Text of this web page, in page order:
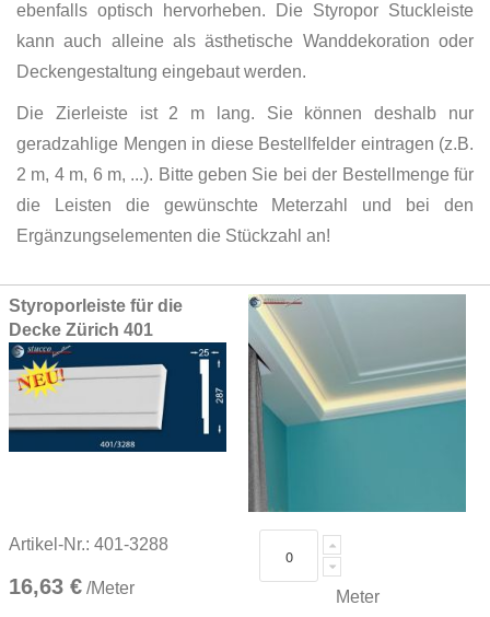
ebenfalls optisch hervorheben. Die Styropor Stuckleiste
kann auch alleine als ästhetische Wanddekoration oder
Deckengestaltung eingebaut werden.
Die Zierleiste ist 2 m lang. Sie können deshalb nur
geradzahlige Mengen in diese Bestellfelder eintragen (z.B.
2 m, 4 m, 6 m, ...). Bitte geben Sie bei der Bestellmenge für
die Leisten die gewünschte Meterzahl und bei den
Ergänzungselementen die Stückzahl an!
Grouped
product
items
Styroporleiste für die
Decke Zürich 401
Artikel-Nr.: 401-3288
16,63 € /Meter
Meter